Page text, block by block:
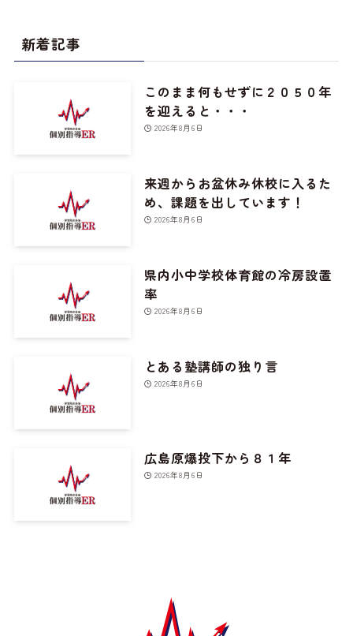
新着記事
このまま何もせずに２０５０年
を迎えると・・・
2026年8月6日
来週からお盆休み休校に入るた
め、課題を出しています！
2026年8月6日
県内小中学校体育館の冷房設置
率
2026年8月6日
とある塾講師の独り言
2026年8月6日
広島原爆投下から８１年
2026年8月6日